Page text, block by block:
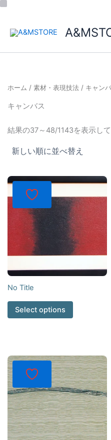
ホーム / 素材・表現技法 / キャン
キャンバス
結果の37～48/1143を表示し
No Title
Select options